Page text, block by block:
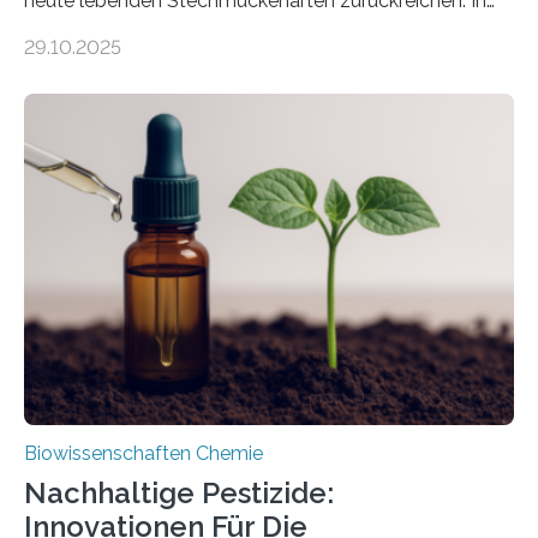
Forschende die bisher älteste bekannte Stechmücken-
Region Kachin in Myanmar und hat sich in
ausgezeichnetem Zustand erhalten. Es konnte als neue
Art einer neuen Gattung beschrieben werden und trägt
nun den Namen Cretosabethes primaevus. Dieser erste
fossile Nachweis einer Stechmückenlarve in Bernstein
stellt gleichzeitig den ersten Fossilfund einer
Mückenlarve aus dem Mesozoikum dar, denn…
29.10.2025
Biowissenschaften Chemie
Nachhaltige Pestizide:
Innovationen Für Die